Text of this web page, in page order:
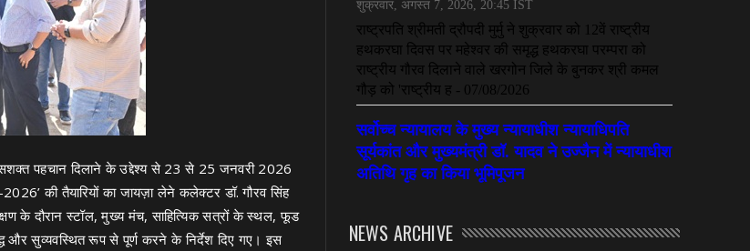
सशक्त पहचान दिलाने के उद्देश्य से 23 से 25 जनवरी 2026
की तैयारियों का जायज़ा लेने कलेक्टर डॉ. गौरव सिंह
के दौरान स्टॉल, मुख्य मंच, साहित्यिक सत्रों के स्थल, फूड
और सुव्यवस्थित रूप से पूर्ण करने के निर्देश दिए गए। इस
NEWS ARCHIVE